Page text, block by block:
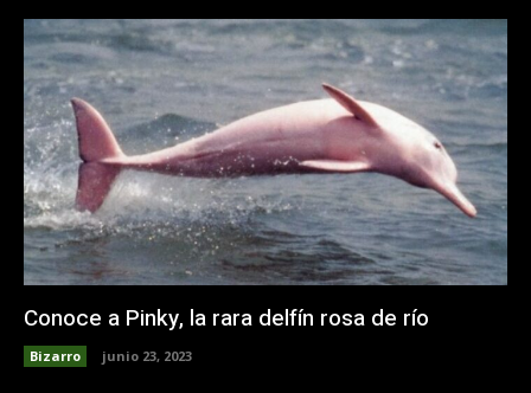
Conoce a Pinky, la rara delfín rosa de río
Bizarro junio 23, 2023